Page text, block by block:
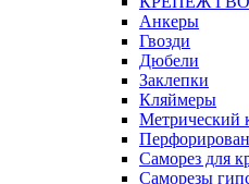
Анкеры
Гвозди
Дюбели
Заклепки
Кляймеры
Метрический
Саморез для
Саморезы